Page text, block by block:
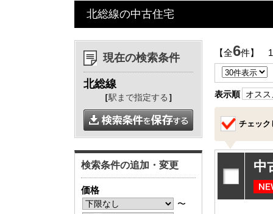
北総線の中古住宅
【全6件】 1
表示順 オス
チェック
中
現在の検索条件
北総線
［駅まで指定する ］
検索条件の追加・変更
価格
〜
千葉本店
松戸支店
成田支店
東京支店
神奈川支店
沖縄支店
現地販売会情報
千葉本店
松戸支店
成田支店
木更津支店
東京支店
神奈川支店